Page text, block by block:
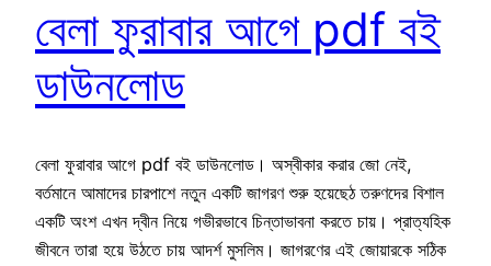
বেলা ফুরাবার আগে pdf বই
ডাউনলোড
বেলা ফুরাবার আগে pdf বই ডাউনলোড। অস্বীকার করার জো নেই,
বর্তমানে আমাদের চারপাশে নতুন একটি জাগরণ শুরু হয়েছেঠ তরুণদের বিশাল
একটি অংশ এখন দ্বীন নিয়ে গভীরভাবে চিন্তাভাবনা করতে চায়। প্রাত্যহিক
জীবনে তারা হয়ে উঠতে চায় আদর্শ মুসলিম। জাগরণের এই জোয়ারকে সঠিক